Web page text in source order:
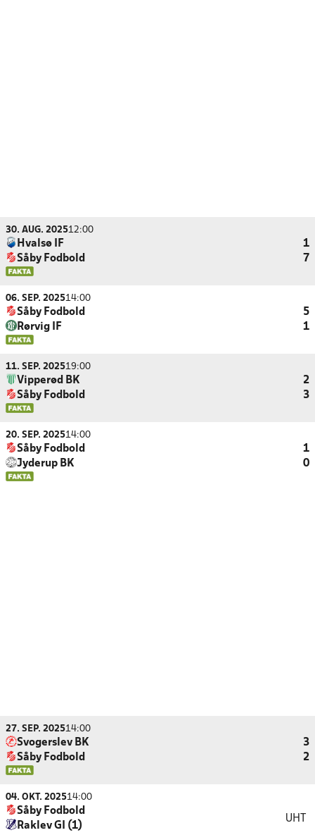
30. AUG. 202512:00
Hvalsø IF
1
Såby Fodbold
7
06. SEP. 202514:00
Såby Fodbold
5
Rørvig IF
1
11. SEP. 202519:00
Vipperød BK
2
Såby Fodbold
3
20. SEP. 202514:00
Såby Fodbold
1
Jyderup BK
0
27. SEP. 202514:00
Svogerslev BK
3
Såby Fodbold
2
04. OKT. 202514:00
Såby Fodbold
Raklev GI (1)
UHT